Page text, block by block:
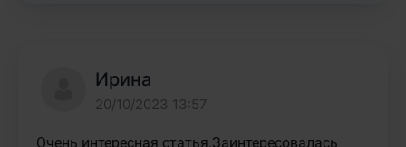
Ирина
20/10/2023 13:57
Очень интересная статья.Заинтересовалась